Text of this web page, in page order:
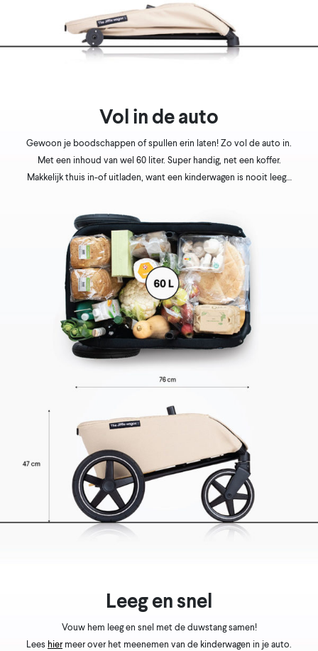
Vol in de auto
Gewoon je boodschappen of spullen erin laten! Zo vol de auto in.
Met een inhoud van wel 60 liter. Super handig, net een koffer.
Makkelijk thuis in-of uitladen, want een kinderwagen is nooit leeg…
Leeg en snel
Vouw hem leeg en snel met de duwstang samen!
Lees hiermeer over het meenemen van de kinderwagen in je auto.